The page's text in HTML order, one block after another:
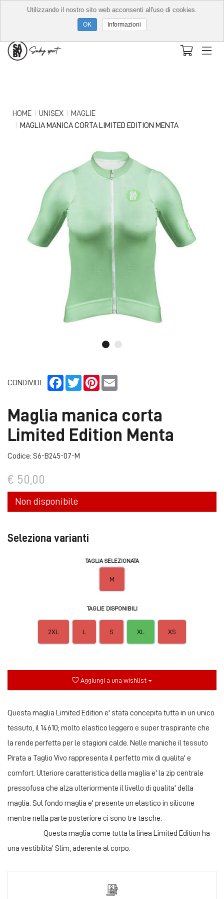
HOME UNISEX
MAGLIE
MAGLIA MANICA CORTA LIMITED EDITION MENTA
CONDIVIDI Facebook
TwitterPinterest
Maglia manica corta
Limited Edition Menta
Codice: S6-B245-07-M
€ 50,00
Non disponibile
Seleziona varianti
TAGLIA SELEZIONATA
M
TAGLIE DISPONIBILI
2XL L S XL XS
Aggiungi a una wishlist
Questa maglia Limited Edition e' stata concepita tutta in un unico
tessuto, il 14610; molto elastico leggero e super traspirante che
la rende perfetta per le stagioni calde. Nelle maniche il tessuto
Pirata a Taglio Vivo rappresenta il perfetto mix di qualita' e
comfort. Ulteriore caratteristica della maglia e' la zip centrale
pressofusa che alza ulteriormente il livello di qualita' della
maglia. Sul fondo maglia e' presente un elastico in silicone
mentre nella parte posteriore ci sono tre tasche.
Questa maglia come tutta la linea Limited Edition ha
una vestibilita' Slim, aderente al corpo.
Utilizzando il nostro sito web acconsenti all'uso di cookies.
Informazioni